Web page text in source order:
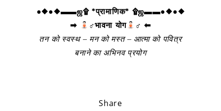
●◆●◆▬▬ஜ۩ *प्रामाणिक* ۩ஜ▬▬●◆●◆
➡
‍♂भावना योग
‍♂ ⬅
तन को स्वस्थ – मन को मस्त – आत्मा को पवित्र
बनाने का अभिनव प्रयोग
Share